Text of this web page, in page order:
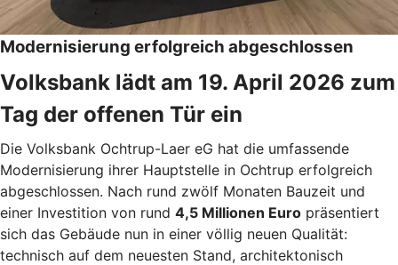
Modernisierung erfolgreich abgeschlossen
Volksbank lädt am 19. April 2026 zum
Tag der offenen Tür ein
Die Volksbank Ochtrup-Laer eG hat die umfassende
Modernisierung ihrer Hauptstelle in Ochtrup erfolgreich
abgeschlossen. Nach rund zwölf Monaten Bauzeit und
einer Investition von rund 4,5 Millionen Euro präsentiert
sich das Gebäude nun in einer völlig neuen Qualität:
technisch auf dem neuesten Stand, architektonisch